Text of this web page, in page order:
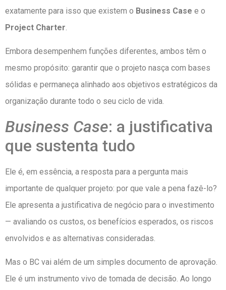
exatamente para isso que existem o Business Case e o
Project Charter.
Embora desempenhem funções diferentes, ambos têm o
mesmo propósito: garantir que o projeto nasça com bases
sólidas e permaneça alinhado aos objetivos estratégicos da
organização durante todo o seu ciclo de vida.
Business Case: a justificativa
que sustenta tudo
Ele é, em essência, a resposta para a pergunta mais
importante de qualquer projeto: por que vale a pena fazê-lo?
Ele apresenta a justificativa de negócio para o investimento
— avaliando os custos, os benefícios esperados, os riscos
envolvidos e as alternativas consideradas.
Mas o BC vai além de um simples documento de aprovação.
Ele é um instrumento vivo de tomada de decisão. Ao longo